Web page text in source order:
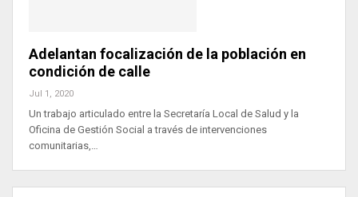
Adelantan focalización de la población en
condición de calle
Jul 1, 2020
Un trabajo articulado entre la Secretaría Local de Salud y la
Oficina de Gestión Social a través de intervenciones
comunitarias,…